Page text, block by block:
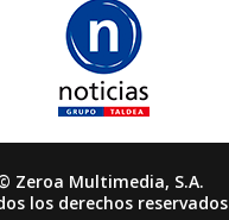
Zeroa Multimedia, S.A.
los derechos reservados